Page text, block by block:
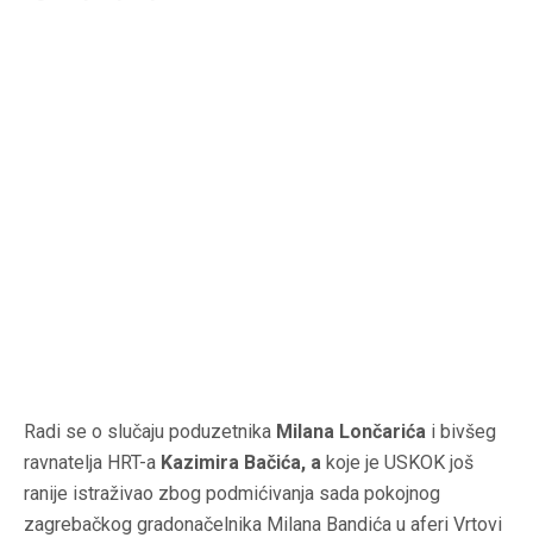
Radi se o slučaju poduzetnika Milana Lončarića i bivšeg
ravnatelja HRT-a Kazimira Bačića, a koje je USKOK još
ranije istraživao zbog podmićivanja sada pokojnog
zagrebačkog gradonačelnika Milana Bandića u aferi Vrtovi